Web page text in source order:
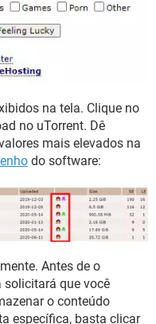
na tela. Clique no
no uTorrent. Dê
mais elevados na
do software:
Antes de o
que você
o conteúdo
específica, basta clicar